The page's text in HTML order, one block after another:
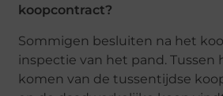
koopcontract?
Sommigen besluiten na het
inspectie van het pand. Tussen
komen van de tussentijdse